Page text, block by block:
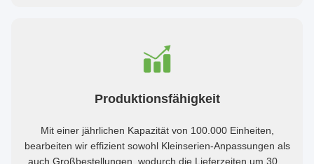
Produktionsfähigkeit
Mit einer jährlichen Kapazität von 100.000 Einheiten,
bearbeiten wir effizient sowohl Kleinserien-Anpassungen als
auch Großbestellungen, wodurch die Lieferzeiten um 30%